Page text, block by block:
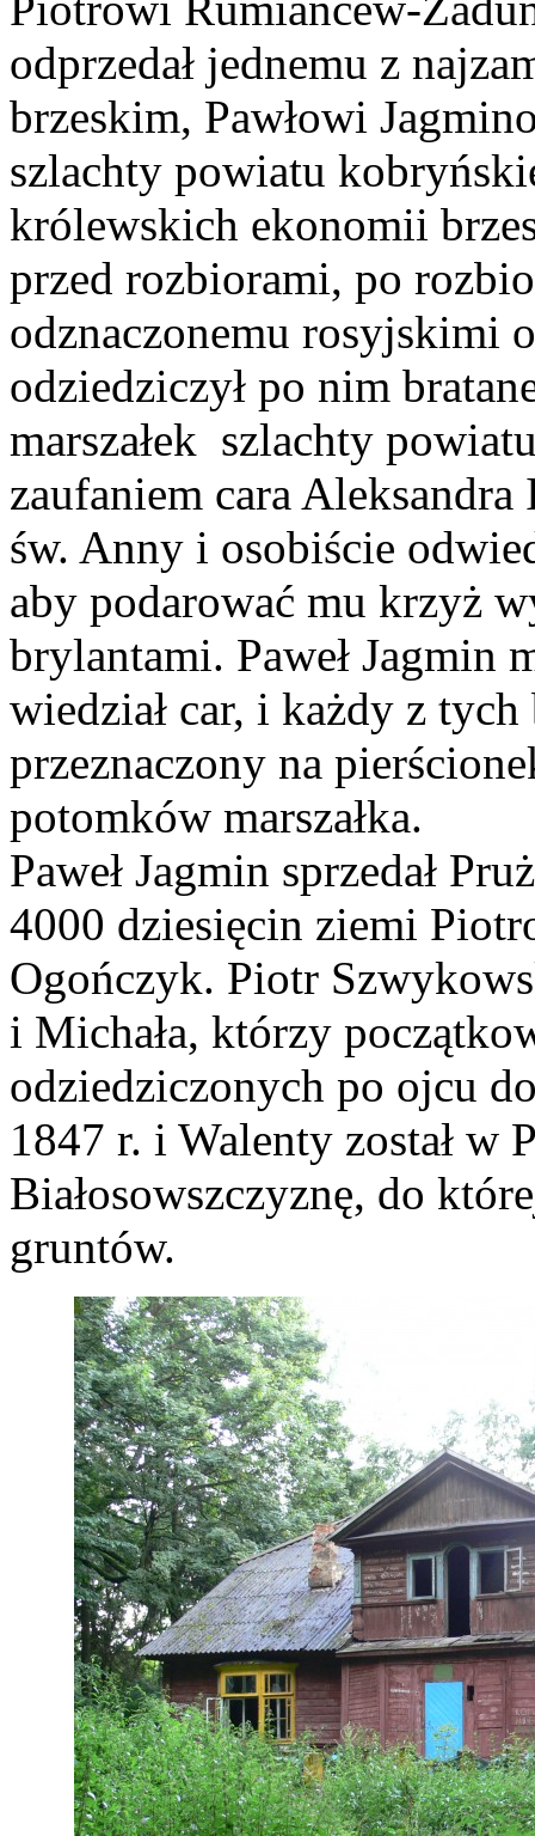
odprzedał jednemu z
brzeskim, Pawłowi
szlachty powiatu
królewskich ekonomii
przed rozbiorami, po
odznaczonemu rosyjskimi
odziedziczył po nim
marszałek szlachty
zaufaniem cara
św. Anny i osobiście
aby podarować mu krzyż
brylantami. Paweł Jagmin
wiedział car, i każdy z
przeznaczony na
potomków marszałka.
Paweł Jagmin sprzedał
4000 dziesięcin ziemi
Ogończyk. Piotr
i Michała, którzy
odziedziczonych po ojcu
1847 r. i Walenty został w
Białosowszczyznę, do
gruntów.